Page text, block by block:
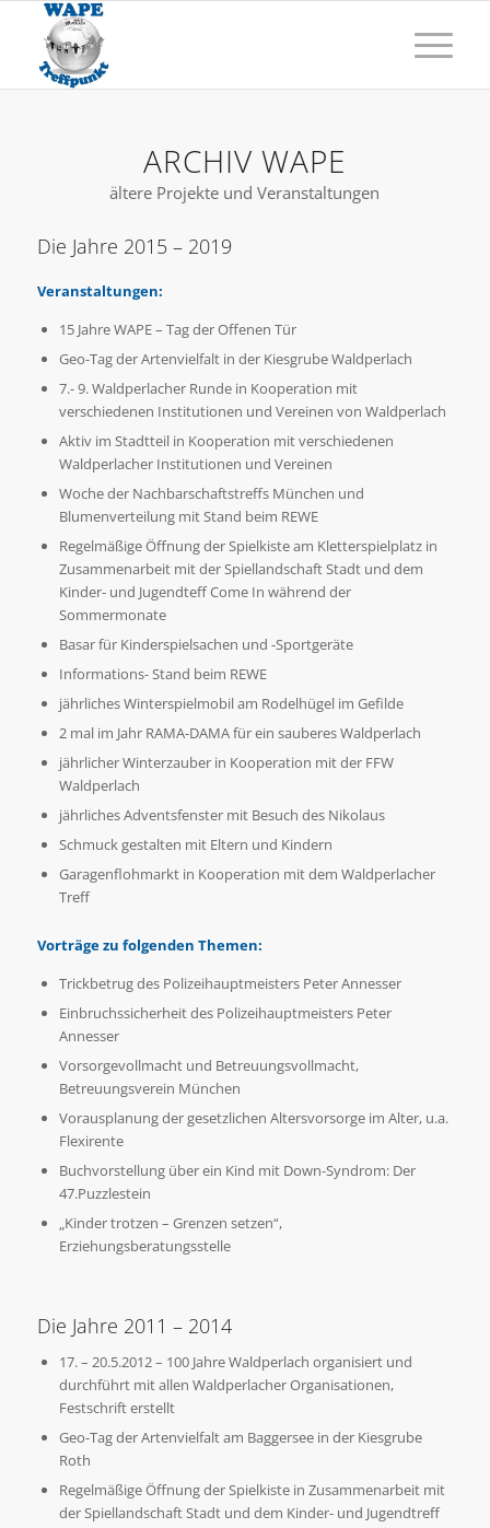
ARCHIV WAPE
ältere Projekte und Veranstaltungen
Die Jahre 2015 – 2019
Veranstaltungen:
15 Jahre WAPE – Tag der Offenen Tür
Geo-Tag der Artenvielfalt in der Kiesgrube Waldperlach
7.- 9. Waldperlacher Runde in Kooperation mit
verschiedenen Institutionen und Vereinen von Waldperlach
Aktiv im Stadtteil in Kooperation mit verschiedenen
Waldperlacher Institutionen und Vereinen
Woche der Nachbarschaftstreffs München und
Blumenverteilung mit Stand beim REWE
Regelmäßige Öffnung der Spielkiste am Kletterspielplatz in
Zusammenarbeit mit der Spiellandschaft Stadt und dem
Kinder- und Jugendteff Come In während der
Sommermonate
Basar für Kinderspielsachen und -Sportgeräte
Informations- Stand beim REWE
jährliches Winterspielmobil am Rodelhügel im Gefilde
2 mal im Jahr RAMA-DAMA für ein sauberes Waldperlach
jährlicher Winterzauber in Kooperation mit der FFW
Waldperlach
jährliches Adventsfenster mit Besuch des Nikolaus
Schmuck gestalten mit Eltern und Kindern
Garagenflohmarkt in Kooperation mit dem Waldperlacher
Treff
Vorträge zu folgenden Themen:
Trickbetrug des Polizeihauptmeisters Peter Annesser
Einbruchssicherheit des Polizeihauptmeisters Peter
Annesser
Vorsorgevollmacht und Betreuungsvollmacht,
Betreuungsverein München
Vorausplanung der gesetzlichen Altersvorsorge im Alter, u.a.
Flexirente
Buchvorstellung über ein Kind mit Down-Syndrom: Der
47.Puzzlestein
„Kinder trotzen – Grenzen setzen“,
Erziehungsberatungsstelle
Die Jahre 2011 – 2014
17. – 20.5.2012 – 100 Jahre Waldperlach organisiert und
durchführt mit allen Waldperlacher Organisationen,
Festschrift erstellt
Geo-Tag der Artenvielfalt am Baggersee in der Kiesgrube
Roth
Regelmäßige Öffnung der Spielkiste in Zusammenarbeit mit
der Spiellandschaft Stadt und dem Kinder- und Jugendtreff